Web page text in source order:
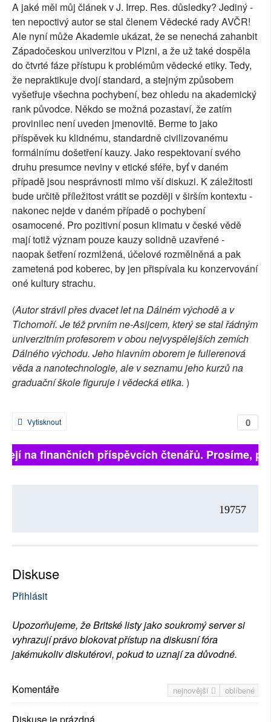
A jaké měl můj článek v J. Irrep. Res. důsledky? Jediný -
ten nepoctivý autor se stal členem Vědecké rady AVČR!
Ale nyní může Akademie ukázat, že se nenechá zahanbit
Západočeskou univerzitou v Plzni, a že už také dospěla
do čtvrté fáze přístupu k problémům vědecké etiky. Tedy,
že nepraktikuje dvojí standard, a stejným způsobem
vyšetřuje všechna pochybení, bez ohledu na akademický
rank původce. Někdo se možná pozastaví, že zatím
provinilec není uveden jmenovitě. Berme to jako
příspěvek ku klidnému, standardně civilizovanému
formálnímu došetření kauzy. Jako respektovaní svého
druhu presumce neviny v etické sféře, byť v daném
případě jsou nesprávnosti mimo vší diskuzi. K záležitosti
bude určitě příležitost vrátit se později v širším kontextu -
nakonec nejde v daném případě o pochybení
osamocené. Pro pozitivní posun klimatu v české vědě
mají totiž význam pouze kauzy solidně uzavřené -
naopak šetření rozmlžená, účelové rozmělněná a pak
zametená pod koberec, by jen přispívala ku konzervování
oné kultury strachu.
(Autor strávil přes dvacet let na Dálném východě a v
Tichomoří. Je též prvním ne-Asijcem, který se stal řádným
univerzitním profesorem v obou nejvyspělejších zemích
Dálného východu. Jeho hlavním oborem je fullerenová
věda a nanotechnologie, ale v seznamu jeho kurzů na
graduační škole figuruje i vědecká etika. )
0
Vytisknout
na finančních příspěvcích čtenářů. Prosíme,
19757
Diskuse
Přihlásit
Upozorňujeme, že Britské listy jako soukromý server si
vyhrazují právo blokovat přístup na diskusní fóra
jakémukoliv diskutérovi, pokud to uznají za důvodné.
nejnovější oblíbené
Komentáře